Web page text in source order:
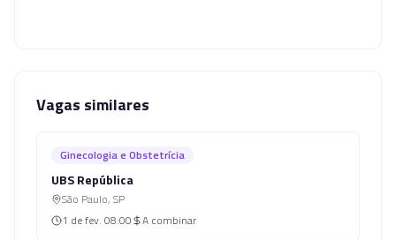
Vagas similares
Ginecologia e Obstetrícia
UBS República
São Paulo, SP
1 de fev. 08:00 A combinar